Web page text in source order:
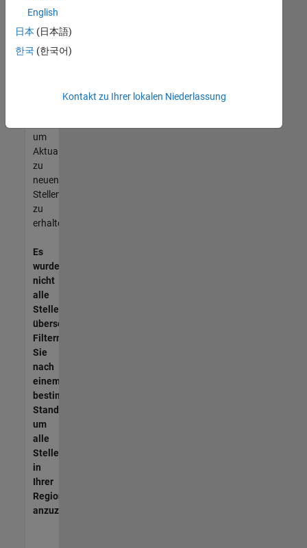
Ihren
entsprechen,
werden
unseres
um
Aktualisierungen
zu
neuen
Stellenangeboten
zu
erhalten.
Es
wurden
nicht
alle
Stellen
übersetzt.
Filtern
Sie
nach
einem
bestimmten
Standort,
um
alle
Stellenangebote
in
Ihrer
Region
anzuzeigen.
English
日本 (日本語)
한국 (한국어)
Kontakt zu Ihrer lokalen Niederlassung